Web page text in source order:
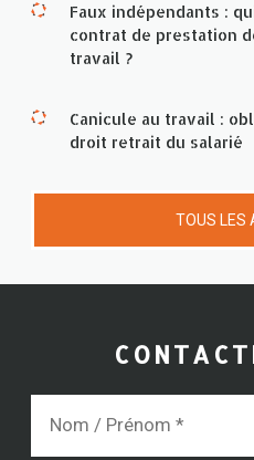
Faux indépendants :
contrat de prestation
travail ?
Canicule au travail :
droit retrait du salarié
TOUS LES